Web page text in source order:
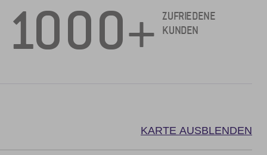
1000+
ZUFRIEDENE
KUNDEN
KARTE AUSBLENDEN